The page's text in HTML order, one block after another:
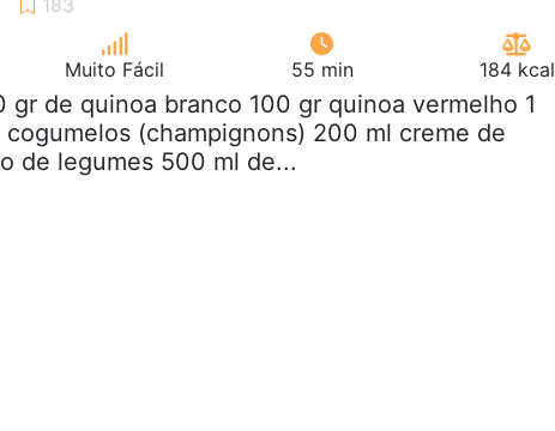
Muito Fácil 55 min 184 kcal
gr de quinoa branco 100 gr quinoa vermelho 1
(champignons) 200 ml creme de
de legumes 500 ml de...